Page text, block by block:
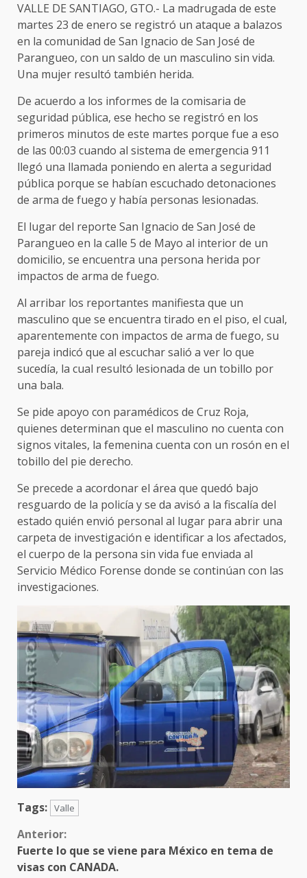
VALLE DE SANTIAGO, GTO.- La madrugada de este
martes 23 de enero se registró un ataque a balazos
en la comunidad de San Ignacio de San José de
Parangueo, con un saldo de un masculino sin vida.
Una mujer resultó también herida.
De acuerdo a los informes de la comisaria de
seguridad pública, ese hecho se registró en los
primeros minutos de este martes porque fue a eso
de las 00:03 cuando al sistema de emergencia 911
llegó una llamada poniendo en alerta a seguridad
pública porque se habían escuchado detonaciones
de arma de fuego y había personas lesionadas.
El lugar del reporte San Ignacio de San José de
Parangueo en la calle 5 de Mayo al interior de un
domicilio, se encuentra una persona herida por
impactos de arma de fuego.
Al arribar los reportantes manifiesta que un
masculino que se encuentra tirado en el piso, el cual,
aparentemente con impactos de arma de fuego, su
pareja indicó que al escuchar salió a ver lo que
sucedía, la cual resultó lesionada de un tobillo por
una bala.
Se pide apoyo con paramédicos de Cruz Roja,
quienes determinan que el masculino no cuenta con
signos vitales, la femenina cuenta con un rosón en el
tobillo del pie derecho.
Se precede a acordonar el área que quedó bajo
resguardo de la policía y se da avisó a la fiscalía del
estado quién envió personal al lugar para abrir una
carpeta de investigación e identificar a los afectados,
el cuerpo de la persona sin vida fue enviada al
Servicio Médico Forense donde se continúan con las
investigaciones.
Tags: Valle
Sigue
leyendo
Anterior:
Fuerte lo que se viene para México en tema de
visas con CANADA.